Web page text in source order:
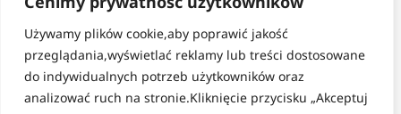
Używamy plików cookie,aby poprawić jakość
przeglądania,wyświetlać reklamy lub treści dostosowane
do indywidualnych potrzeb użytkowników oraz
analizować ruch na stronie.Kliknięcie przycisku „Akceptuj
Strefa pomysłów
Jak tanio i sprytnie zorganizować dużą